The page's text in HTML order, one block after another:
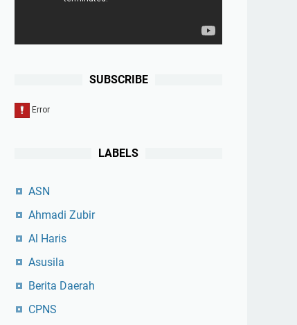
SUBSCRIBE
LABELS
ASN
Ahmadi Zubir
Al Haris
Asusila
Berita Daerah
CPNS